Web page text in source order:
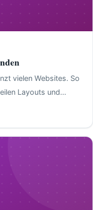
vielen Websites. So
Layouts und